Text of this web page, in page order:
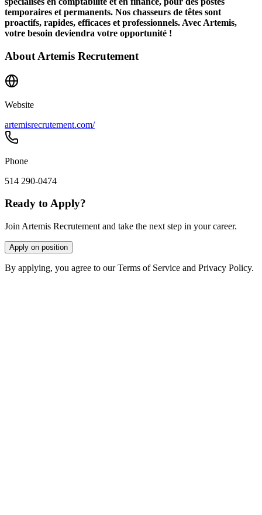
temporaires et permanents. Nos chasseurs de têtes sont
proactifs, rapides, efficaces et professionnels. Avec Artemis,
votre besoin deviendra votre opportunité !
About Artemis Recrutement
Website
artemisrecrutement.com/
Phone
514 290-0474
Ready to Apply?
Join Artemis Recrutement and take the next step in your career.
Apply on position
By applying, you agree to our Terms of Service and Privacy Policy.